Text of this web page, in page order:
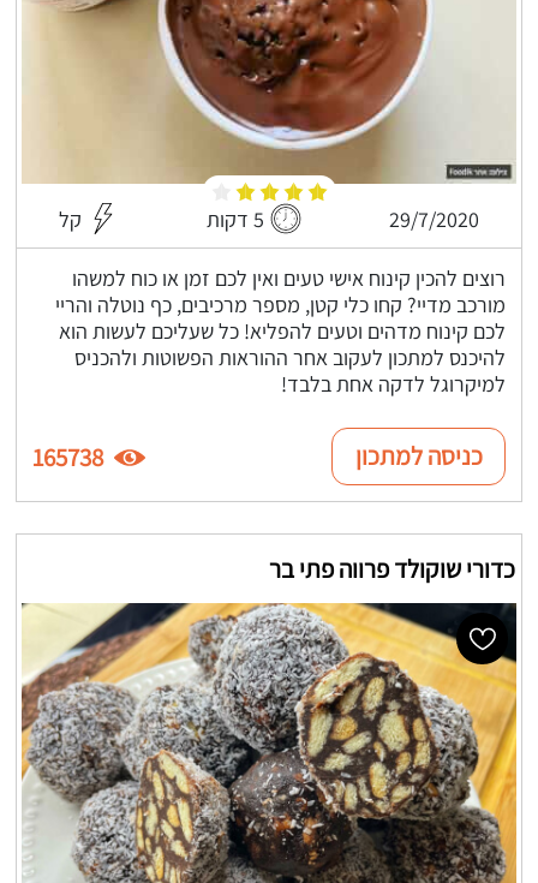
29/7/2020 5 דקות קל
רוצים להכין קינוח אישי טעים ואין לכם זמן או כוח למשהו
מורכב מדיי? קחו כלי קטן, מספר מרכיבים, כף נוטלה והריי
לכם קינוח מדהים וטעים להפליא! כל שעליכם לעשות הוא
להיכנס למתכון לעקוב אחר ההוראות הפשוטות ולהכניס
למיקרוגל לדקה אחת בלבד!
כניסה למתכון 165738
כדורי שוקולד פרווה פתי בר